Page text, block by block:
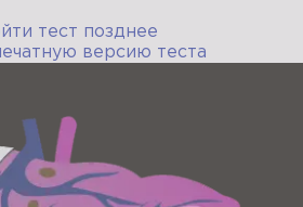
тест позднее
версию теста